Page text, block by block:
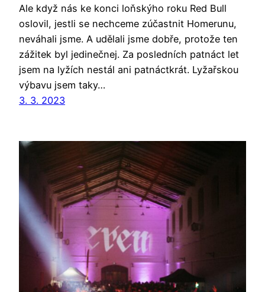
Ale když nás ke konci loňskýho roku Red Bull
oslovil, jestli se nechceme zúčastnit Homerunu,
neváhali jsme. A udělali jsme dobře, protože ten
zážitek byl jedinečnej. Za posledních patnáct let
jsem na lyžích nestál ani patnáctkrát. Lyžařskou
výbavu jsem taky…
3. 3. 2023